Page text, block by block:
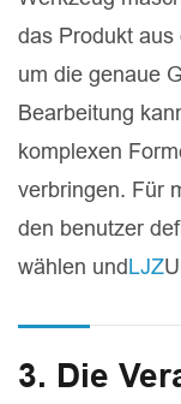
das Produkt
um die genaue
Bearbeitung
komplexen
verbringen. Für
den benutzer
wählen undLJZ
3. Die